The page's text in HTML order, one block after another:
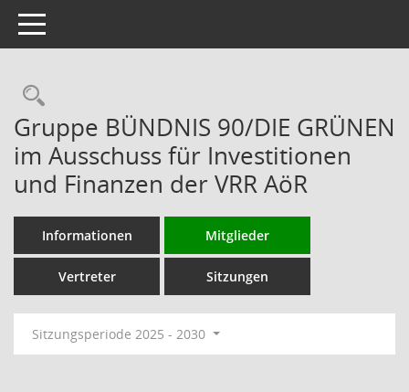
Toggle navigation
Rechercheauswahl
Gruppe BÜNDNIS 90/DIE GRÜNEN
im Ausschuss für Investitionen
und Finanzen der VRR AöR
Informationen Mitglieder
Vertreter Sitzungen
Sitzungsperiode 2025 - 2030